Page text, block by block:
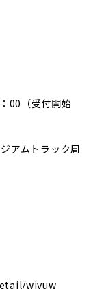
00（受付開始
アムトラック周
wivuw